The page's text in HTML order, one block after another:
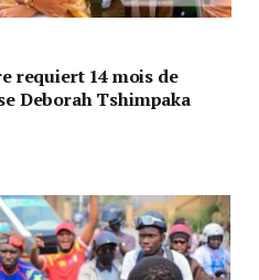
requiert 14 mois de
Deborah Tshimpaka